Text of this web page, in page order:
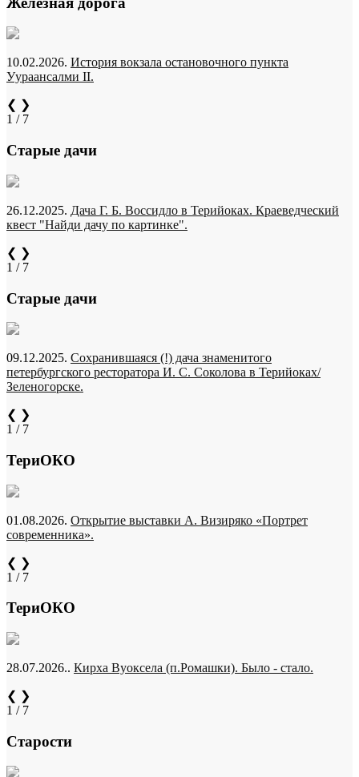
10.02.2026. История вокзала остановочного пункта
Уураансалми II.
❮ ❯
1 / 7
Старые дачи
26.12.2025. Дача Г. Б. Воссидло в Терийоках. Краеведческий
квест "Найди дачу по картинке".
❮ ❯
1 / 7
Старые дачи
09.12.2025. Сохранившаяся (!) дача знаменитого
петербургского ресторатора И. С. Соколова в Терийоках/
Зеленогорске.
❮ ❯
1 / 7
ТериОКО
01.08.2026. Открытие выставки А. Визиряко «Портрет
современника».
❮ ❯
1 / 7
ТериОКО
28.07.2026.. Кирха Вуоксела (п.Ромашки). Было - стало.
❮ ❯
1 / 7
Старости